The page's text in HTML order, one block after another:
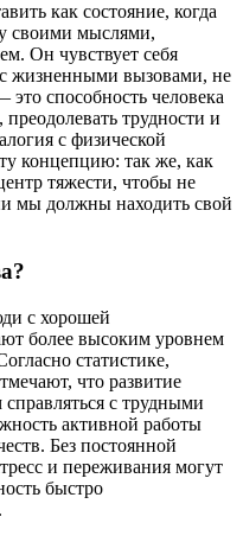
как состояние, когда
своими мыслями,
Он чувствует себя
с жизненными вызовами, не
способность человека
преодолевать трудности и
с физической
концепцию: так же, как
тяжести, чтобы не
мы должны находить свой
с хорошей
более высоким уровнем
статистике,
что развитие
с трудными
активной работы
Без постоянной
и переживания могут
быстро